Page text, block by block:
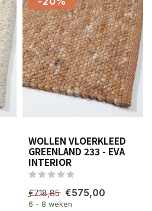
WOLLEN VLOERKLEED
GREENLAND 233 - EVA
INTERIOR
€718,85 €575,00
6 - 8 weken